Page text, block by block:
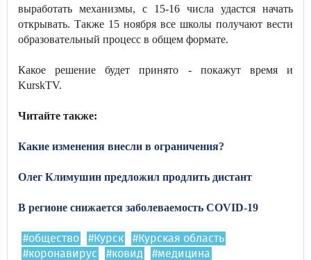
выработать механизмы, с 15-16 числа удастся начать
открывать. Также 15 ноября все школы получают вести
образовательный процесс в общем формате.
Какое решение будет принято - покажут время и
KurskTV.
Читайте также:
Какие изменения внесли в ограничения?
Олег Климушин предложил продлить дистант
В регионе снижается заболеваемость COVID-19
#общество #Курск
#Курская область
#коронавирус
#ковид
#медицина